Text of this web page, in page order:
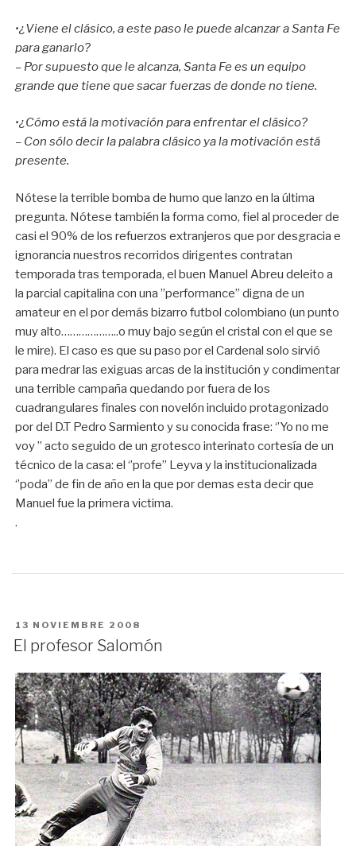
•¿Viene el clásico, a este paso le puede alcanzar a Santa Fe
para ganarlo?
– Por supuesto que le alcanza, Santa Fe es un equipo
grande que tiene que sacar fuerzas de donde no tiene.
•¿Cómo está la motivación para enfrentar el clásico?
– Con sólo decir la palabra clásico ya la motivación está
presente.
Nótese la terrible bomba de humo que lanzo en la última
pregunta. Nótese también la forma como, fiel al proceder de
casi el 90% de los refuerzos extranjeros que por desgracia e
ignorancia nuestros recorridos dirigentes contratan
temporada tras temporada, el buen Manuel Abreu deleito a
la parcial capitalina con una ’’performance’’ digna de un
amateur en el por demás bizarro futbol colombiano (un punto
muy alto………………..o muy bajo según el cristal con el que se
le mire). El caso es que su paso por el Cardenal solo sirvió
para medrar las exiguas arcas de la institución y condimentar
una terrible campaña quedando por fuera de los
cuadrangulares finales con novelón incluido protagonizado
por del D.T Pedro Sarmiento y su conocida frase: ‘’Yo no me
voy ’’ acto seguido de un grotesco interinato cortesía de un
técnico de la casa: el ‘’profe’’ Leyva y la institucionalizada
‘’poda’’ de fin de año en la que por demas esta decir que
Manuel fue la primera victima.
.
PUBLICADO
EN
13 NOVIEMBRE 2008
El profesor Salomón